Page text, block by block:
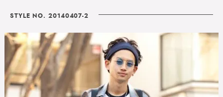
STYLE NO. 20140407-2